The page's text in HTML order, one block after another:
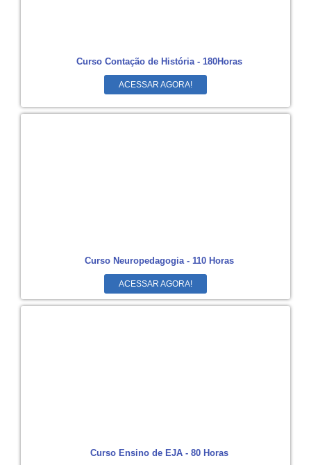
Curso Contação de História - 180Horas
ACESSAR AGORA!
Curso Neuropedagogia - 110 Horas
ACESSAR AGORA!
Curso Ensino de EJA - 80 Horas